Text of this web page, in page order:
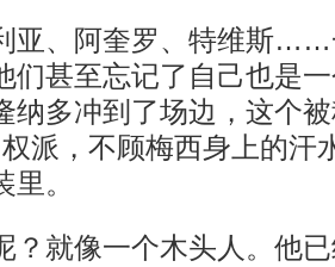
阿奎罗、特维斯……
们甚至忘记了自己也是
纳多冲到了场边，这个
派，不顾梅西身上的汗
。
像一个木头人。他已